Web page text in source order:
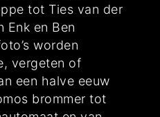
tot Ties van der
Enk en Ben
worden
vergeten of
een halve eeuw
brommer tot